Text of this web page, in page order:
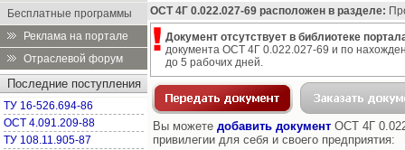
Бесплатные программы
Реклама на портале
Отраслевой форум
Последние поступления
ТУ 16-526.694-86
ОСТ 4.091.209-88
ТУ 108.11.905-87
ОСТ 4Г 0.022.027-69 расположен в разделе:
Документ отсутствует в библиотеке
документа ОСТ 4Г 0.022.027-69 и по
до 5 рабочих дней.
Вы можете добавить документ ОСТ 4Г
привилегии для себя и своего предприятия: